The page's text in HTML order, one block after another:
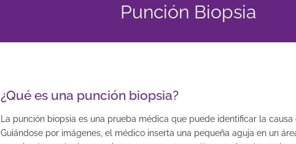
Punción Biopsia
¿Qué es una punción biopsia?
La punción biopsia es una prueba médica que puede identificar la
Guiándose por imágenes, el médico inserta una pequeña aguja en un